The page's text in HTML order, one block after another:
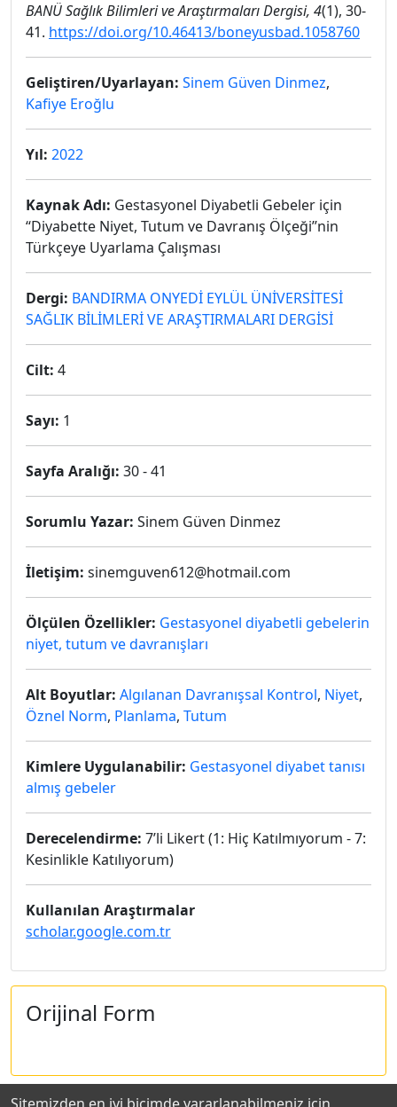
BANÜ Sağlık Bilimleri ve Araştırmaları Dergisi, 4(1), 30-
41. https://doi.org/10.46413/boneyusbad.1058760
Geliştiren/Uyarlayan: Sinem Güven Dinmez,
Kafiye Eroğlu
Yıl: 2022
Kaynak Adı: Gestasyonel Diyabetli Gebeler için
‘‘Diyabette Niyet, Tutum ve Davranış Ölçeği’’nin
Türkçeye Uyarlama Çalışması
Dergi: BANDIRMA ONYEDİ EYLÜL ÜNİVERSİTESİ
SAĞLIK BİLİMLERİ VE ARAŞTIRMALARI DERGİSİ
Cilt: 4
Sayı: 1
Sayfa Aralığı: 30 - 41
Sorumlu Yazar: Sinem Güven Dinmez
İletişim: sinemguven612@hotmail.com
Ölçülen Özellikler: Gestasyonel diyabetli gebelerin
niyet, tutum ve davranışları
Alt Boyutlar: Algılanan Davranışsal Kontrol, Niyet,
Öznel Norm, Planlama, Tutum
Kimlere Uygulanabilir: Gestasyonel diyabet tanısı
almış gebeler
Derecelendirme: 7’li Likert (1: Hiç Katılmıyorum - 7:
Kesinlikle Katılıyorum)
Kullanılan Araştırmalar
scholar.google.com.tr
Orijinal Form